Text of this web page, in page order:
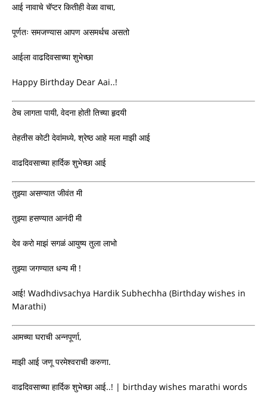
आई नावाचे चॅप्टर कितीही वेळा वाचा,
पूर्णतः समजण्यास आपण असमर्थच असतो
आईला वाढदिवसाच्या शुभेच्छा
Happy Birthday Dear Aai..!
ठेच लागता पायी, वेदना होती तिच्या हृदयी
तेहतीस कोटी देवांमध्ये, श्रेष्ठ आहे मला माझी आई
वाढदिवसाच्या हार्दिक शुभेच्छा आई
तुझ्या असण्यात जीवंत मी
तुझ्या हसण्यात आनंदी मी
देव करो माझं सगळं आयुष्य तुला लाभो
तुझ्या जगण्यात धन्य मी !
आई! Wadhdivsachya Hardik Subhechha (Birthday wishes in
Marathi)
आमच्या घराची अन्नपूर्णा,
माझी आई जणू परमेश्वराची करुणा.
वाढदिवसाच्या हार्दिक शुभेच्छा आई..! | birthday wishes marathi words